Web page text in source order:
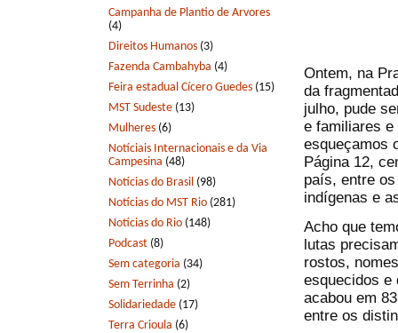
Campanha de Plantio de Arvores
(4)
Direitos Humanos (3)
Fazenda Cambahyba (4)
Feira estadual Cícero Guedes (15)
MST Sudeste (13)
Mulheres (6)
Notíciais Internacionais e da Via
Campesina (48)
Notícias do Brasil (98)
Notícias do MST Rio (281)
Notícias do Rio (148)
Podcast (8)
Sem categoria (34)
Sem Terrinha (2)
Solidariedade (17)
Terra Crioula (6)
Ontem, na
da
julho, pude
e familiares e
esqueçamos
Página 12,
país, entre
indígenas e
Acho que
lutas
rostos,
esquecidos e
acabou em
entre os